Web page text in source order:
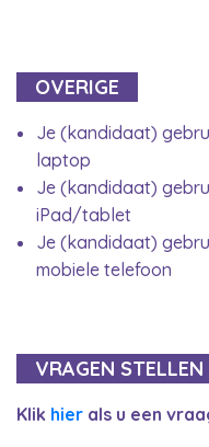
OVERIGE
Je (kandidaat)
laptop
Je (kandidaat)
iPad/tablet
Je (kandidaat)
mobiele telefoon
VRAGEN STELLEN
Klik hier als u een